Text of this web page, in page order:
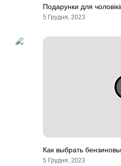
Подарунки для
5 Грудня, 2023
Как выбрать
5 Грудня, 2023